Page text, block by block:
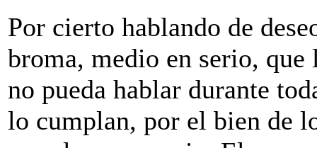
Por cierto hablando de
broma, medio en serio,
no pueda hablar durante
lo cumplan, por el bien de